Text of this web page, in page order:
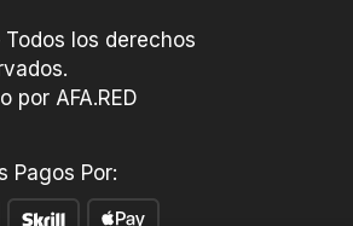
los derechos
por AFA.RED
Pagos Por: